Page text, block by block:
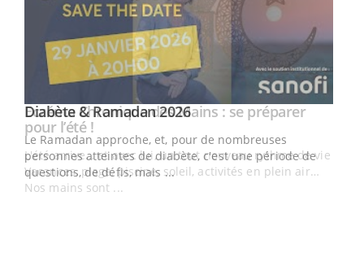
Youtube
Diabète & Ramadan 2026Youtube
Le Ramadan approche, et, pour de nombreuses
personnes atteintes de diabète, c'est une période de
questions, de défis, mais ...